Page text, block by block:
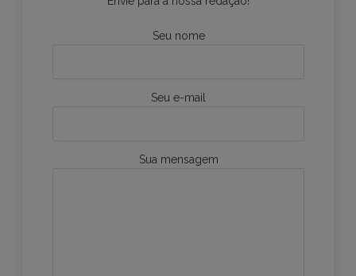
Seu nome
Seu e-mail
Sua mensagem